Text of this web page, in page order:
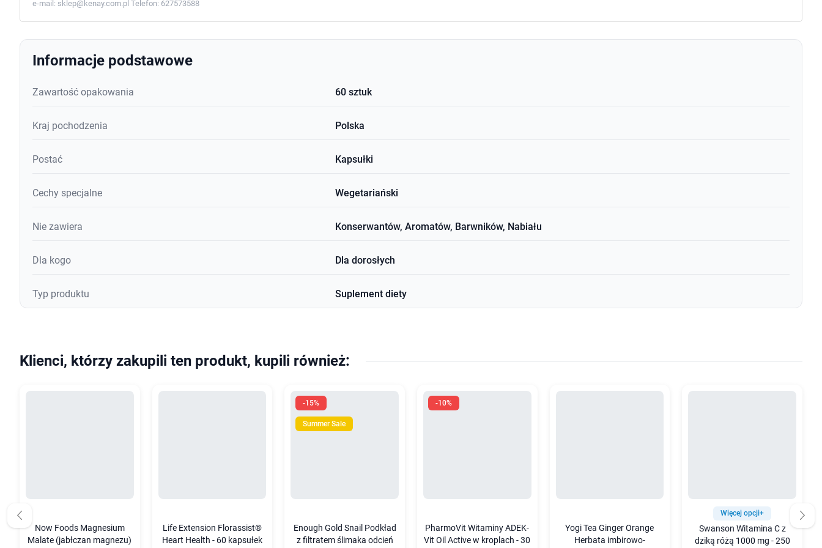
e-mail: sklep@kenay.com.pl Telefon: 627573588
Informacje podstawowe
Zawartość opakowania 60 sztuk
Kraj pochodzenia Polska
Postać Kapsułki
Cechy specjalne Wegetariański
Nie zawiera Konserwantów, Aromatów, Barwników, Nabiału
Dla kogo Dla dorosłych
Typ produktu Suplement diety
Klienci, którzy zakupili ten produkt, kupili również:
Now Foods Magnesium
Malate (jabłczan magnezu)
Life Extension Florassist®
Heart Health - 60 kapsułek
-15%
Summer Sale
Enough Gold Snail Podkład
z filtratem ślimaka odcień
-10%
PharmoVit Witaminy ADEK-
Vit Oil Active w kroplach - 30
Yogi Tea Ginger Orange
Herbata imbirowo-
Więcej opcji+
Swanson Witamina C z
dziką różą 1000 mg - 250